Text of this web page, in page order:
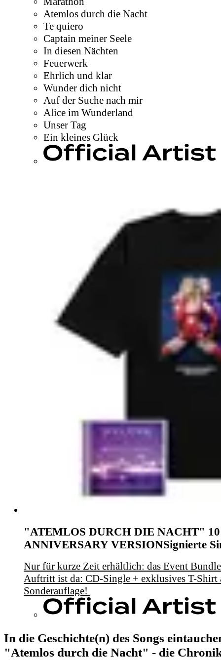
Atemlos durch die Nacht
Te quiero
Captain meiner Seele
In diesen Nächten
Feuerwerk
Ehrlich und klar
Wunder dich nicht
Auf der Suche nach mir
Alice im Wunderland
Unser Tag
Ein kleines Glück
"ATEMLOS DURCH DIE NACHT"
ANNIVERSARY VERSIONSignierte
Nur für kurze Zeit erhältlich: das Event
Auftritt ist da: CD-Single + exklusives T-Shirt
Sonderauflage!
In die Geschichte(n) des Songs
"Atemlos durch die Nacht" - die